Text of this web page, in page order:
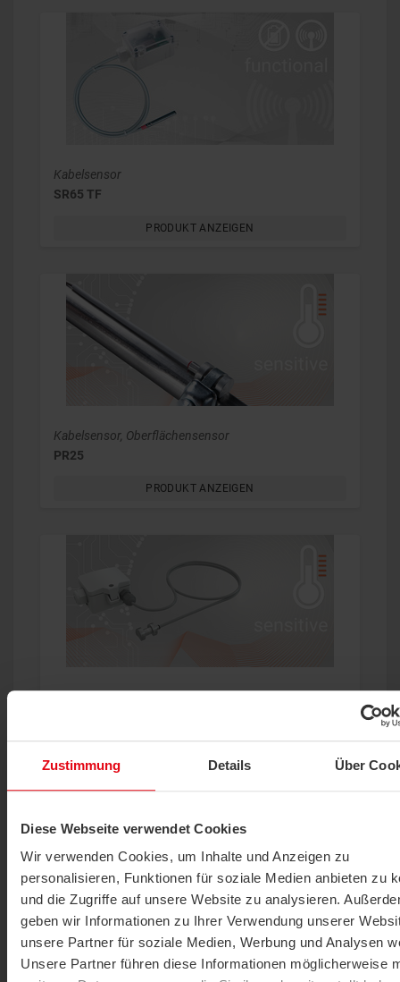
Zustimmung Details Über
Diese Webseite verwendet Cookies
Wir verwenden Cookies, um Inhalte und Anzeigen zu
personalisieren, Funktionen für soziale Medien anbieten zu
und die Zugriffe auf unsere Website zu analysieren.
geben wir Informationen zu Ihrer Verwendung unserer
unsere Partner für soziale Medien, Werbung und Analysen
Unsere Partner führen diese Informationen möglicherweise
Kabelsensor
SR65 TF
PRODUKT ANZEIGEN
Kabelsensor, Oberflächensensor
PR25
PRODUKT ANZEIGEN
Kabelsensor, Oberflächensensor
OF14